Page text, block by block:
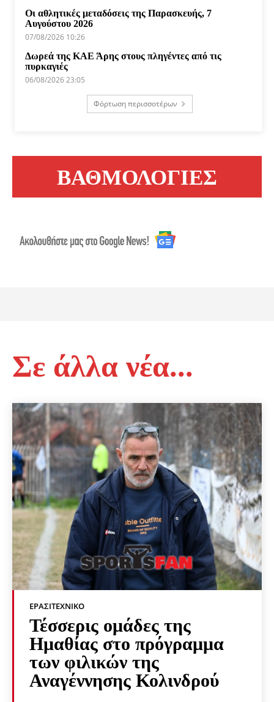
Οι αθλητικές μεταδόσεις της Παρασκευής, 7
Αυγούστου 2026
07/08/2026 10:26
Δωρεά της ΚΑΕ Άρης στους πληγέντες από τις
πυρκαγιές
06/08/2026 23:05
Φόρτωση περισσοτέρων
ΒΑΘΜΟΛΟΓΙΕΣ
Σε άλλα νέα...
ΕΡΑΣΙΤΕΧΝΙΚΟ
Τέσσερις ομάδες της
Ημαθίας στο πρόγραμμα
των φιλικών της
Αναγέννησης Κολινδρού